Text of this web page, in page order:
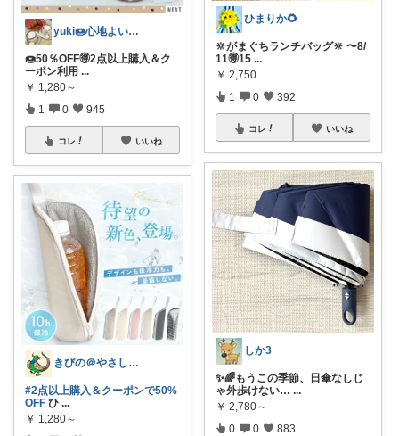
yuki🍩心地よいものに囲まれて💛
🍩50％OFF🉐2点以上購入＆ク
ーポン利用 ...
￥ 1,280～
1 0 945
コレ いいね
きびの＠やさしさで暮らしをデザイン
#2点以上購入＆クーポンで50%
OFF ひ ...
￥ 1,280～
ひまりか🌻
🔆がまぐちランチバッグ🔆 〜8/
11🉐15 ...
￥ 2,750
1 0 392
コレ いいね
しか3
✨🌈もうこの季節、日傘なしじ
ゃ外歩けない… ...
￥ 2,780～
0 0 883